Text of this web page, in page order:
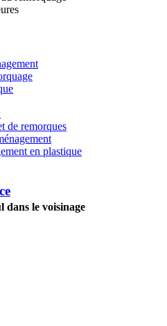
de remorques
en plastique
dans le voisinage